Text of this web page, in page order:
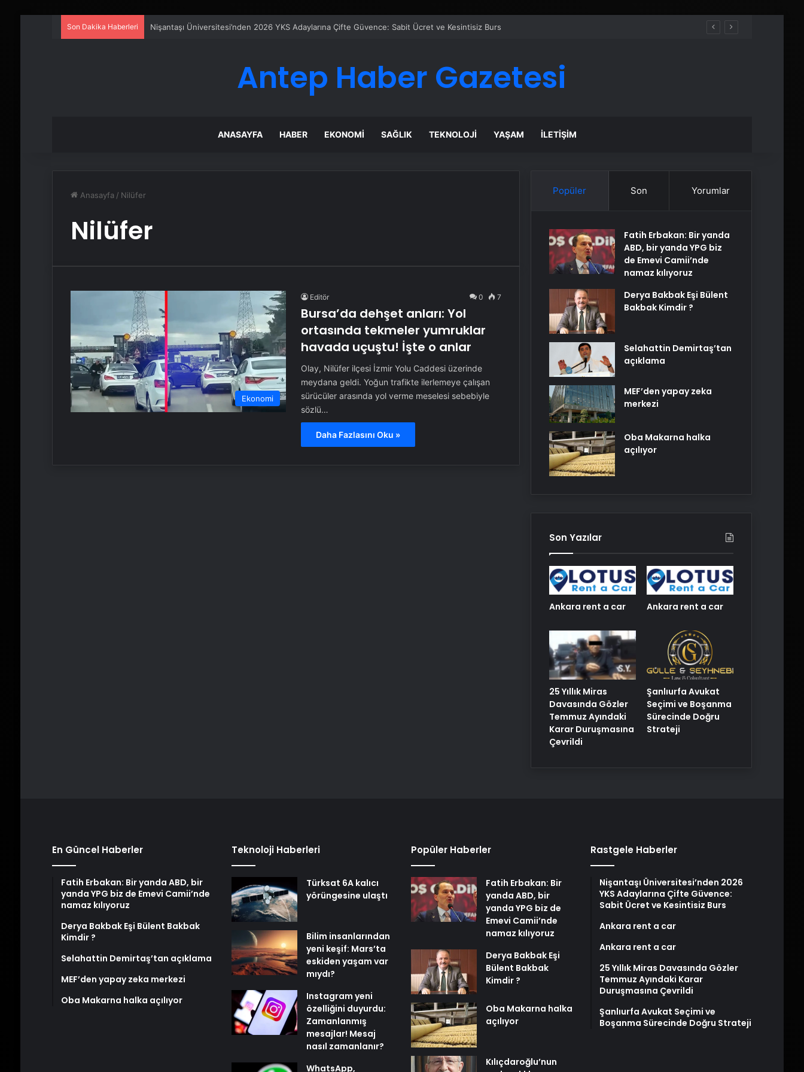
Son Dakika Haberleri Ankara rent a car
Antep Haber Gazetesi
ANASAYFA HABER EKONOMI SAĞLIK TEKNOLOJI YAŞAM İLETIŞIM
Anasayfa / Nilüfer
Nilüfer
Ekonomi
Editör 0 7
Bursa’da dehşet anları: Yol
ortasında tekmeler yumruklar
havada uçuştu! İşte o anlar
Olay, Nilüfer ilçesi İzmir Yolu Caddesi üzerinde
meydana geldi. Yoğun trafikte ilerlemeye çalışan
sürücüler arasında yol verme meselesi sebebiyle
sözlü…
Daha Fazlasını Oku »
Popüler Son Yorumlar
Fatih Erbakan: Bir yanda
ABD, bir yanda YPG biz
de Emevi Camii’nde
namaz kılıyoruz
Derya Bakbak Eşi Bülent
Bakbak Kimdir ?
Selahattin Demirtaş’tan
açıklama
MEF’den yapay zeka
merkezi
Oba Makarna halka
açılıyor
Son Yazılar
Ankara rent a car Ankara rent a car
25 Yıllık Miras
Davasında Gözler
Temmuz Ayındaki
Karar Duruşmasına
Çevrildi
Şanlıurfa Avukat
Seçimi ve Boşanma
Sürecinde Doğru
Strateji
En Güncel Haberler
Fatih Erbakan: Bir yanda ABD, bir
yanda YPG biz de Emevi Camii’nde
namaz kılıyoruz
Derya Bakbak Eşi Bülent Bakbak
Kimdir ?
Selahattin Demirtaş’tan açıklama
MEF’den yapay zeka merkezi
Oba Makarna halka açılıyor
Teknoloji Haberleri
Türksat 6A kalıcı
yörüngesine ulaştı
Bilim insanlarından
yeni keşif: Mars’ta
eskiden yaşam var
mıydı?
Instagram yeni
özelliğini duyurdu:
Zamanlanmış
mesajlar! Mesaj
nasıl zamanlanır?
WhatsApp,
Popüler Haberler
Fatih Erbakan: Bir
yanda ABD, bir
yanda YPG biz de
Emevi Camii’nde
namaz kılıyoruz
Derya Bakbak Eşi
Bülent Bakbak
Kimdir ?
Oba Makarna halka
açılıyor
Kılıçdaroğlu’nun
Rastgele Haberler
Nişantaşı Üniversitesi’nden 2026
YKS Adaylarına Çifte Güvence:
Sabit Ücret ve Kesintisiz Burs
Ankara rent a car
Ankara rent a car
25 Yıllık Miras Davasında Gözler
Temmuz Ayındaki Karar
Duruşmasına Çevrildi
Şanlıurfa Avukat Seçimi ve
Boşanma Sürecinde Doğru Strateji